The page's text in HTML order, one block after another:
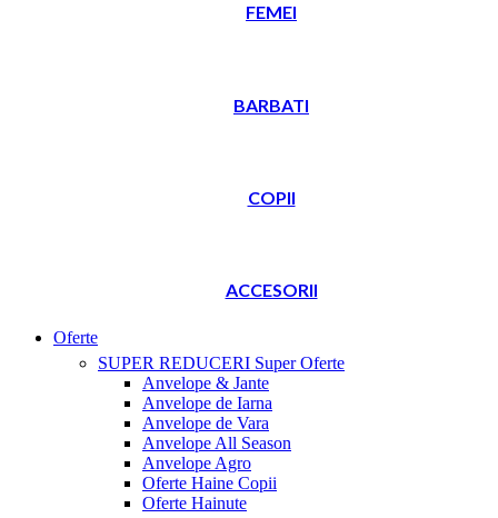
FEMEI
BARBATI
COPII
ACCESORII
Oferte
SUPER REDUCERI Super Oferte
Anvelope & Jante
Anvelope de Iarna
Anvelope de Vara
Anvelope All Season
Anvelope Agro
Oferte Haine Copii
Oferte Hainute